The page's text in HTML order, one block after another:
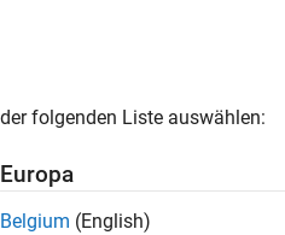
folgenden Liste auswählen:
Europa
Belgium (English)